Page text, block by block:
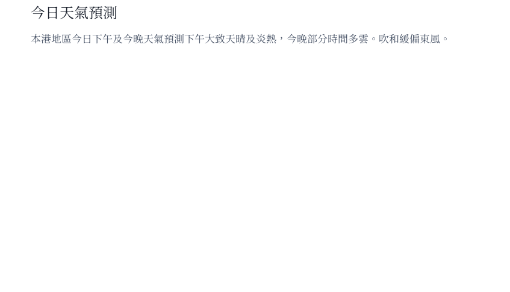
今日天氣預測
本港地區今日下午及今晚天氣預測下午大致天晴及炎熱，今晚部分時間多雲。吹和緩偏東風。